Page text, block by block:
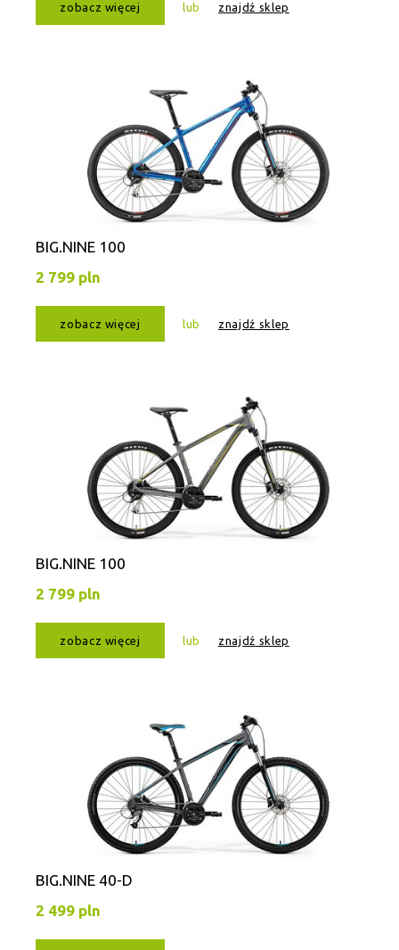
zobacz więcej lub znajdź sklep
BIG.NINE 100
2 799 pln
zobacz więcej lub znajdź sklep
BIG.NINE 100
2 799 pln
zobacz więcej lub znajdź sklep
BIG.NINE 40-D
2 499 pln